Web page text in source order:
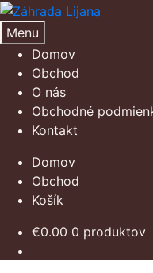
Preskočiť
na
navigáciu
Preskočiť
na
obsah
Menu
Domov
Obchod
O nás
Obchodné
Kontakt
Domov
Obchod
Košík
€0.00 0 produktov